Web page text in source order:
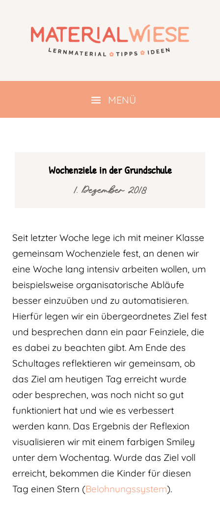
Wochenziele in der Grundschule
1. Dezember 2018
Seit letzter Woche lege ich mit meiner Klasse
gemeinsam Wochenziele fest, an denen wir
eine Woche lang intensiv arbeiten wollen, um
beispielsweise organisatorische Abläufe
besser einzuüben und zu automatisieren.
Hierfür legen wir ein übergeordnetes Ziel fest
und besprechen dann ein paar Feinziele, die
es dabei zu beachten gibt. Am Ende des
Schultages reflektieren wir gemeinsam, ob
das Ziel am heutigen Tag erreicht wurde
oder besprechen, was noch nicht so gut
funktioniert hat und wie es verbessert
werden kann. Das Ergebnis der Reflexion
visualisieren wir mit einem farbigen Smiley
unter dem Wochentag. Wurde das Ziel voll
erreicht, bekommen die Kinder für diesen
Tag einen Stern (Belohnungssystem).